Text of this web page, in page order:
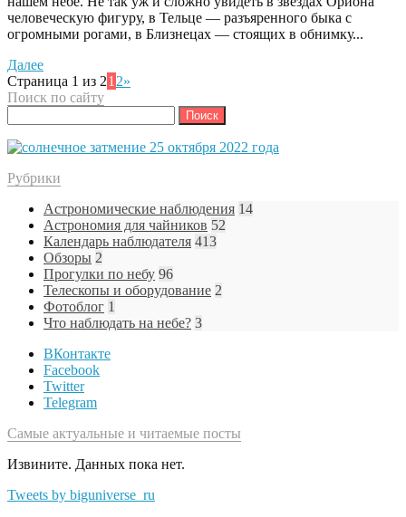
человеческую фигуру, в Тельце — разъяренного быка с
огромными рогами, в Близнецах — стоящих в обнимку...
Далее
Страница 1 из 21 2»
Поиск по сайту
Рубрики
Астрономические наблюдения 14
Астрономия для чайников 52
Календарь наблюдателя 413
Обзоры 2
Прогулки по небу 96
Телескопы и оборудование 2
Фотоблог 1
Что наблюдать на небе? 3
ВКонтакте
Facebook
Twitter
Telegram
Самые актуальные и читаемые посты
Извините. Данных пока нет.
Tweets by biguniverse_ru